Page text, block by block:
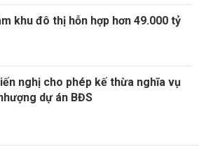
khu đô thị hỗn hợp hơn 49.000 tỷ
nghị cho phép kế thừa nghĩa vụ
dự án BĐS